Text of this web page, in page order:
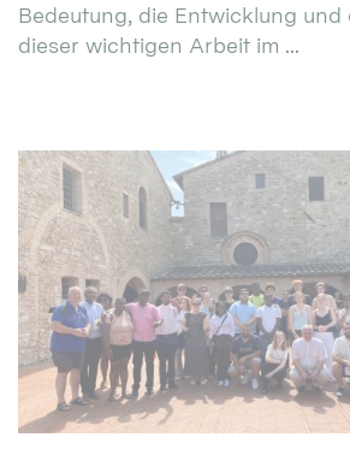
Bedeutung, die Entwicklung und
dieser wichtigen Arbeit im ...